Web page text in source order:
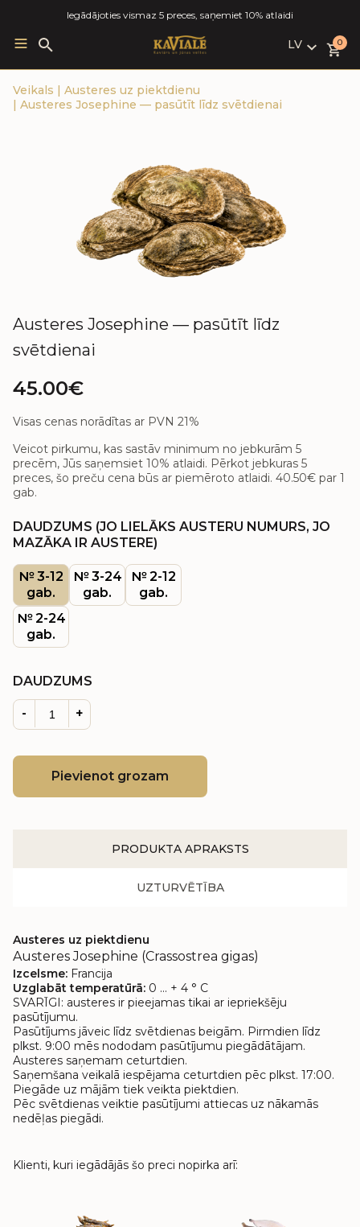
Iegādājoties vismaz 5 preces, saņemiet 10% atlaidi
Search
for:
LV
LV
0
Veikals | Austeres uz piektdienu
| Austeres Josephine — pasūtīt līdz svētdienai
Austeres Josephine — pasūtīt līdz
svētdienai
45.00€
Visas cenas norādītas ar PVN 21%
Veicot pirkumu, kas sastāv minimum no jebkurām 5
precēm, Jūs saņemsiet 10% atlaidi. Pērkot jebkuras 5
preces, šo preču cena būs ar piemēroto atlaidi. 40.50€ par 1
gab.
DAUDZUMS (JO LIELĀKS AUSTERU NUMURS, JO
MAZĀKA IR AUSTERE)
№ 3-12
gab.
№ 3-24
gab.
№ 2-12
gab.
№ 2-24
gab.
DAUDZUMS
- +
Pievienot grozam
PRODUKTA APRAKSTS
UZTURVĒTĪBA
Austeres uz piektdienu
Austeres Josephine (Crassostrea gigas)
Izcelsme: Francija
Uzglabāt temperatūrā: 0 ... + 4 ° C
SVARĪGI: austeres ir pieejamas tikai ar iepriekšēju
pasūtījumu.
Pasūtījums jāveic līdz svētdienas beigām. Pirmdien līdz
plkst. 9:00 mēs nododam pasūtījumu piegādātājam.
Austeres saņemam ceturtdien.
Saņemšana veikalā iespējama ceturtdien pēc plkst. 17:00.
Piegāde uz mājām tiek veikta piektdien.
Pēc svētdienas veiktie pasūtījumi attiecas uz nākamās
nedēļas piegādi.
Klienti, kuri iegādājās šo preci nopirka arī: